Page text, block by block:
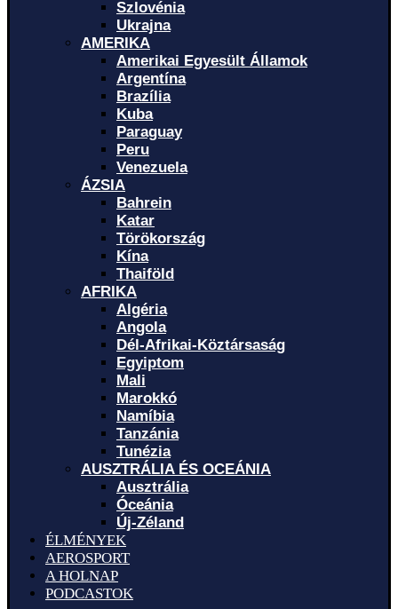
Szlovénia
Ukrajna
AMERIKA
Amerikai Egyesült Államok
Argentína
Brazília
Kuba
Paraguay
Peru
Venezuela
ÁZSIA
Bahrein
Katar
Törökország
Kína
Thaiföld
AFRIKA
Algéria
Angola
Dél-Afrikai-Köztársaság
Egyiptom
Mali
Marokkó
Namíbia
Tanzánia
Tunézia
AUSZTRÁLIA ÉS OCEÁNIA
Ausztrália
Óceánia
Új-Zéland
ÉLMÉNYEK
AEROSPORT
A HOLNAP
PODCASTOK